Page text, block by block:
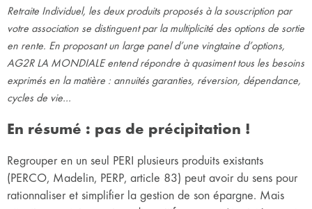
Retraite Individuel, les deux produits proposés à la souscription par
votre association se distinguent par la multiplicité des options de sortie
en rente. En proposant un large panel d’une vingtaine d’options,
AG2R LA MONDIALE entend répondre à quasiment tous les besoins
exprimés en la matière : annuités garanties, réversion, dépendance,
cycles de vie…
En résumé : pas de précipitation !
Regrouper en un seul PERI plusieurs produits existants
(PERCO, Madelin, PERP, article 83) peut avoir du sens pour
rationnaliser et simplifier la gestion de son épargne. Mais